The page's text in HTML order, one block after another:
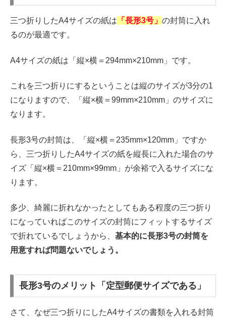
三つ折りしたA4サイズの紙は 「長形3号」 の封筒に入れ
るのが最適です。
A4サイズの紙は「縦×横＝294mm×210mm」です。
これを三つ折りにするということは縦のサイズが3分の1
になりますので、「縦×横＝99mm×210mm」のサイズに
なります。
長形3号の封筒は、「縦×横＝235mm×120mm」ですか
ら、三つ折りしたA4サイズの紙を縦長に入れた場合のサ
イズ「縦×横＝210mm×99mm」が余裕で入るサイズにな
ります。
多少、綺麗に折れなかったとしてもある程度の三つ折り
になっていればこのサイズの封筒にフィットするサイズ
で折れているでしょうから、 基本的に長形3号の封筒を
用意すれば問題ないでしょう。
長形3号のメリット「定型郵便サイズである」
さて、なぜ三つ折りにしたA4サイズの書類を入れる封筒